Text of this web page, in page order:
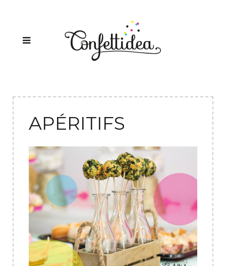
APÉRITIFS